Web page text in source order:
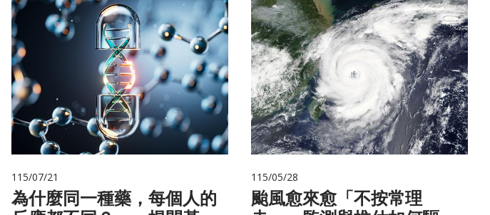
115/07/21
為什麼同一種藥，每個人的
115/05/28
颱風愈來愈「不按常理